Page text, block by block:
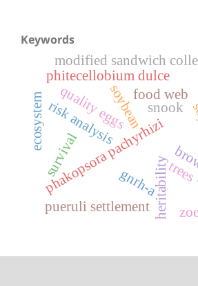
Keywords
phakopsora pachyrhizi
soybean
risk analysis
heritability
phitecellobium dulce
snook
gnrh-a
quality eggs
trees
ecosystem food web
pueruli settlement
modified sandwich
survival